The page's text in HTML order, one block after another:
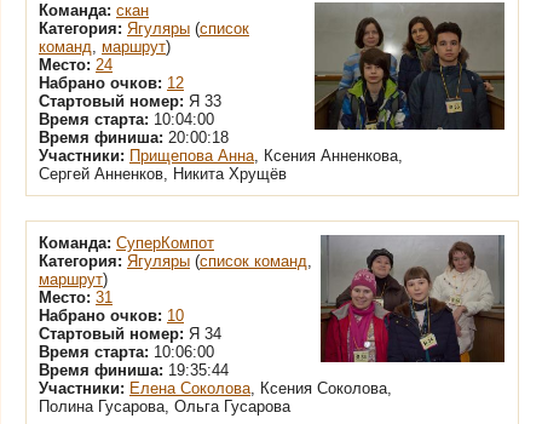
Команда: скан
Категория: Ягуляры (список
команд, маршрут)
Место: 24
Набрано очков: 12
Стартовый номер: Я 33
Время старта: 10:04:00
Время финиша: 20:00:18
Участники: Прищепова Анна, Ксения Анненкова,
Сергей Анненков, Никита Хрущёв
Команда: СуперКомпот
Категория: Ягуляры (список команд,
маршрут)
Место: 31
Набрано очков: 10
Стартовый номер: Я 34
Время старта: 10:06:00
Время финиша: 19:35:44
Участники: Елена Соколова, Ксения Соколова,
Полина Гусарова, Ольга Гусарова